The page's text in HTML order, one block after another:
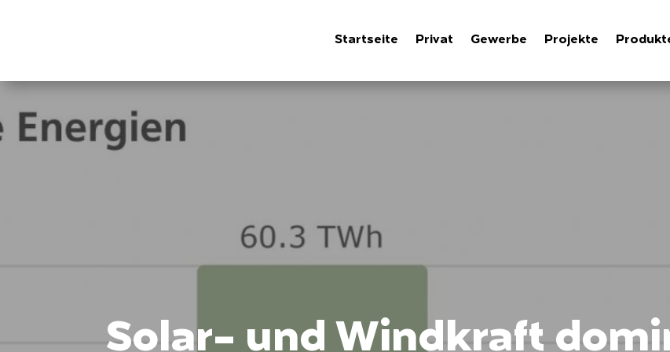
Startseite Privat Gewerbe Projekte
Solar- und Windkraft